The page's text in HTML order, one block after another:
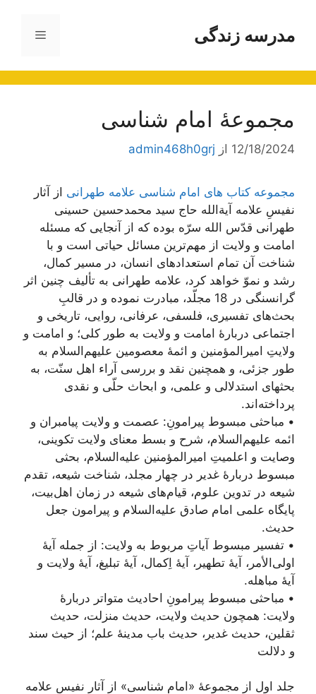
محتوامدرسه زندگی فهرست
مجموعۀ امام شناسی
12/18/2024 از admin468h0grj
مجموعه کتاب های امام شناسی علامه طهرانی از آثار
نفیسِ علامه آیة‌الله حاج سید محمد‌حسین حسینی
طهرانی قدّس الله سرّه بوده که از آنجایی که مسئله
امامت و ولایت از مهم‌ترین مسائل حیاتی است و با
شناخت آن تمام استعدادهای انسان، در مسیر کمال،
رشد و نموّ خواهد کرد، علامه طهرانی به تألیف چنین اثر
گرانسنگی در 18 مجلّد، مبادرت نموده و در قالبِ
بحث‌های تفسیری، فلسفی، عرفانی، روایی، تاریخی و
اجتماعی دربارۀ امامت و ولایت به طور کلی؛ و امامت و
ولایتِ امیرالمؤمنین و ائمۀ معصومین علیهم‌السلام به
طور جزئی، و همچنین نقد و بررسی آراء اهل سنّت، به
بحثهای استدلالی و علمی، و ابحاث حلّی و نقدی
پرداخته‌اند.
• مباحثی مبسوط پیرامونِ: عصمت و ولایت پیامبران و
ائمه علیهم‌السلام، شرح و بسط معنای ولایت تکوینی،
وصایت و اعلمیتِ امیرالمؤمنین علیه‌السلام، بحثی
مبسوط دربارۀ غدیر در چهار مجلد، شناخت شیعه، تقدم
شیعه در تدوین علوم، قیام‌های شیعه در زمان اهل‌بیت،
پایگاه علمی امام صادق علیه‌السلام و پیرامون جعل
حدیث.
• تفسیر مبسوط آیاتِ مربوط به ولایت: از جمله آیۀ
اولی‌الأمر، آیۀ تطهیر، آیۀ اِکمال، آیۀ تبلیغ، آیۀ ولایت و
آیۀ مباهله.
• مباحثی مبسوط پیرامونِ احادیث متواتر دربارۀ
ولایت: همچون حدیث ولایت، حدیث منزلت، حدیث
ثقلین، حدیث غدیر، حدیث باب مدینۀ علم؛ از حیث سند
و دلالت
جلد اول از مجموعۀ «امام شناسی» از آثار نفیسِ علامه